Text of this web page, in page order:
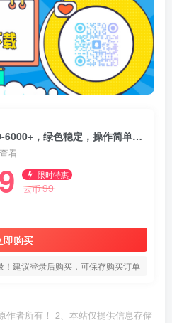
美金AI对冲项目，日入1500-6000+，绿色稳定，操作简单，创业副业首选，可批量放大
看
限时特惠
云币99
即购买
！建议登录后购买，可保存购买订单
作者所有！ 2、本站仅提供信息存储